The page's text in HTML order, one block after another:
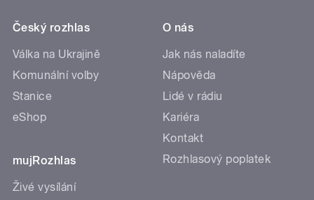
Český rozhlas
Válka na Ukrajině
Komunální volby
Stanice
eShop
mujRozhlas
Živé vysílání
O nás
Jak nás naladíte
Nápověda
Lidé v rádiu
Kariéra
Kontakt
Rozhlasový poplatek